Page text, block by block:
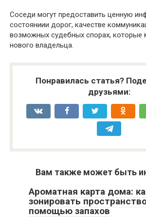
Соседи могут предоставить ценную
состояниии дорог, качестве
возможных судебных спорах, которые
нового владельца.
Понравилась статья?
друзьями:
Вам также может быть
Ароматная карта дома:
зонировать
помощью запахов